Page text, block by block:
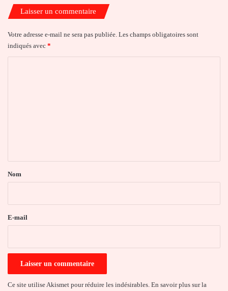
Laisser un commentaire
Votre adresse e-mail ne sera pas publiée. Les champs obligatoires sont
indiqués avec *
a
e
Nom
E-mail
Ce site utilise Akismet pour réduire les indésirables. En savoir plus sur la